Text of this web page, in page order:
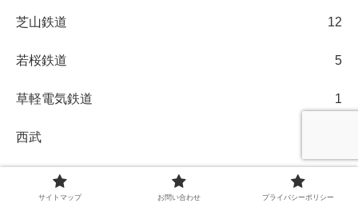
芝山鉄道 12
若桜鉄道 5
草軽電気鉄道 1
西武
豊橋鉄道
サイトマップ お問い合わせ プライバシーポリシー